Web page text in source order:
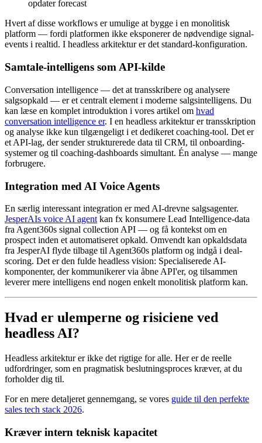
opdater forecast
Hvert af disse workflows er umulige at bygge i en monolitisk
platform — fordi platformen ikke eksponerer de nødvendige signal-
events i realtid. I headless arkitektur er det standard-konfiguration.
Samtale-intelligens som API-kilde
Conversation intelligence — det at transskribere og analysere
salgsopkald — er et centralt element i moderne salgsintelligens. Du
kan læse en komplet introduktion i vores artikel om hvad
conversation intelligence er. I en headless arkitektur er transskription
og analyse ikke kun tilgængeligt i et dedikeret coaching-tool. Det er
et API-lag, der sender strukturerede data til CRM, til onboarding-
systemer og til coaching-dashboards simultant. Én analyse — mange
forbrugere.
Integration med AI Voice Agents
En særlig interessant integration er med AI-drevne salgsagenter.
JesperAIs voice AI agent kan fx konsumere Lead Intelligence-data
fra Agent360s signal collection API — og få kontekst om en
prospect inden et automatiseret opkald. Omvendt kan opkaldsdata
fra JesperAI flyde tilbage til Agent360s platform og indgå i deal-
scoring. Det er den fulde headless vision: Specialiserede AI-
komponenter, der kommunikerer via åbne API'er, og tilsammen
leverer mere intelligens end nogen enkelt monolitisk platform kan.
Hvad er ulemperne og risiciene ved
headless AI?
Headless arkitektur er ikke det rigtige for alle. Her er de reelle
udfordringer, som en pragmatisk beslutningsproces kræver, at du
forholder dig til.
For en mere detaljeret gennemgang, se vores guide til den perfekte
sales tech stack 2026.
Kræver intern teknisk kapacitet